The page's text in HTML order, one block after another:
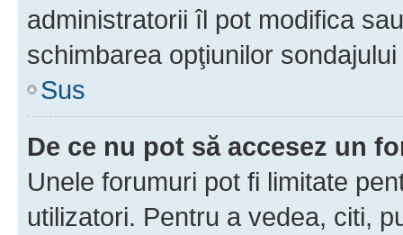
administratorii îl pot modifica
schimbarea opţiunilor
Sus
De ce nu pot să accesez un
Unele forumuri pot fi limitate
utilizatori. Pentru a vedea, citi,